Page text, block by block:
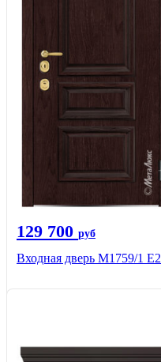
129 700 руб
Входная дверь М1759/1 Е2